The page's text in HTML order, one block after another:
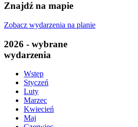
Znajdź na mapie
Zobacz wydarzenia na planie
2026 - wybrane
wydarzenia
Wstęp
Styczeń
Luty
Marzec
Kwiecień
Maj